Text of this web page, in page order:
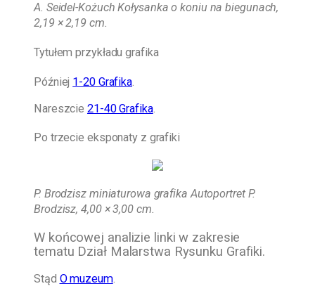
A. Seidel-Kożuch Kołysanka o koniu na biegunach,
2,19 × 2,19 cm.
Tytułem przykładu grafika
Później 1-20 Grafika
Nareszcie21-40 Grafika.
Po trzecie eksponaty z grafiki
P. Brodzisz miniaturowa grafika Autoportret P.
Brodzisz, 4,00 × 3,00 cm.
W końcowej analizie linki w zakresie
tematu Dział Malarstwa Rysunku Grafiki.
Stąd O muzeum.